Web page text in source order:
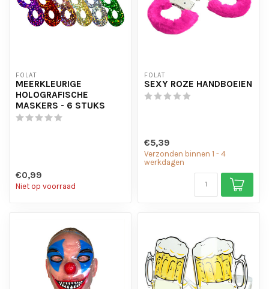
FOLAT
MEERKLEURIGE
HOLOGRAFISCHE
MASKERS - 6 STUKS
€0,99
Niet op voorraad
FOLAT
SEXY ROZE HANDBOEIEN
€5,39
Verzonden binnen 1 - 4
werkdagen